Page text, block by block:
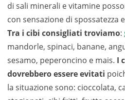
di sali minerali e vitamine
con sensazione di spossatezza
Tra i cibi consigliati troviamo:
mandorle, spinaci, banane,
sesamo, peperoncino e mais. I
dovrebbero essere evitati
la situazione sono: cioccolata,